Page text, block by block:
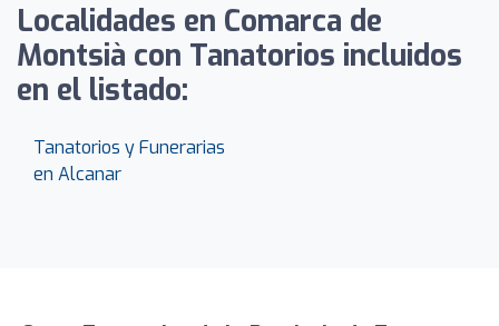
Localidades en Comarca de
Montsià con Tanatorios incluidos
en el listado:
Tanatorios y Funerarias
en Alcanar